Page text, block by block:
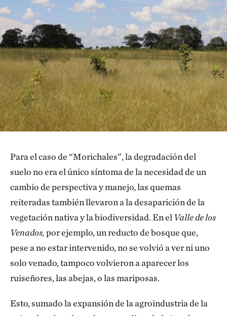
Para el caso de “Morichales”, la degradación del
suelo no era el único síntoma de la necesidad de un
cambio de perspectiva y manejo, las quemas
reiteradas también llevaron a la desaparición de la
vegetación nativa y la biodiversidad. En el Valle de los
Venados,por ejemplo, un reducto de bosque que,
pese a no estar intervenido, no se volvió a ver ni uno
solo venado, tampoco volvieron a aparecer los
ruiseñores, las abejas, o las mariposas.
Esto, sumado la expansión de la agroindustria de la